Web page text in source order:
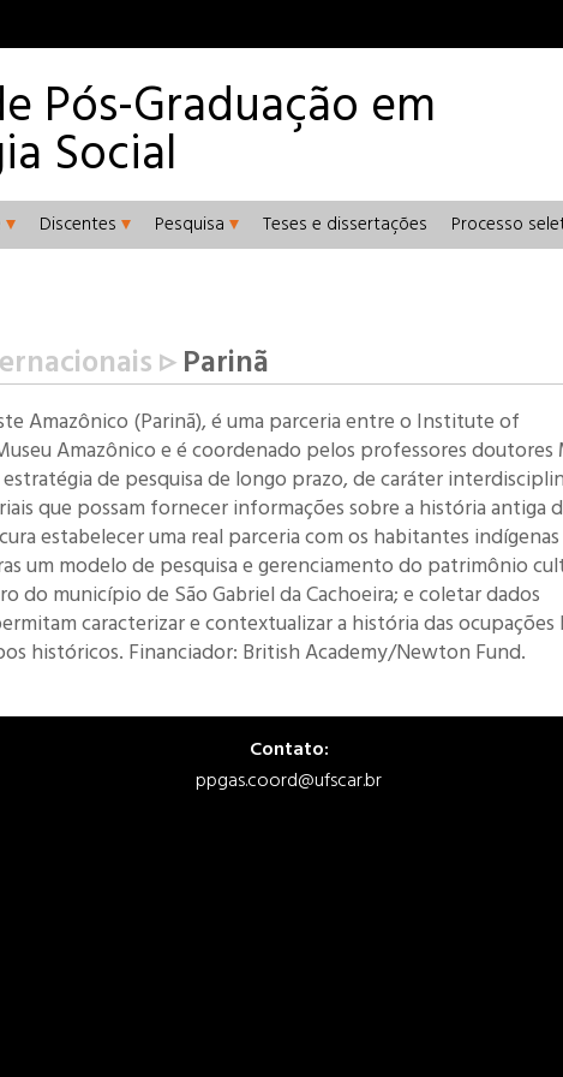
Pós-Graduação em
Social
Discentes Pesquisa Teses e dissertações Processo
▹Parinã
Amazônico (Parinã), é uma parceria entre o Institute of
Amazônico e é coordenado pelos professores doutores
de pesquisa de longo prazo, de caráter
que possam fornecer informações sobre a história antiga
estabelecer uma real parceria com os habitantes
um modelo de pesquisa e gerenciamento do patrimônio
município de São Gabriel da Cachoeira; e coletar dados
caracterizar e contextualizar a história das ocupações
históricos. Financiador: British Academy/Newton Fund.
Contato:
ppgas.coord@ufscar.br